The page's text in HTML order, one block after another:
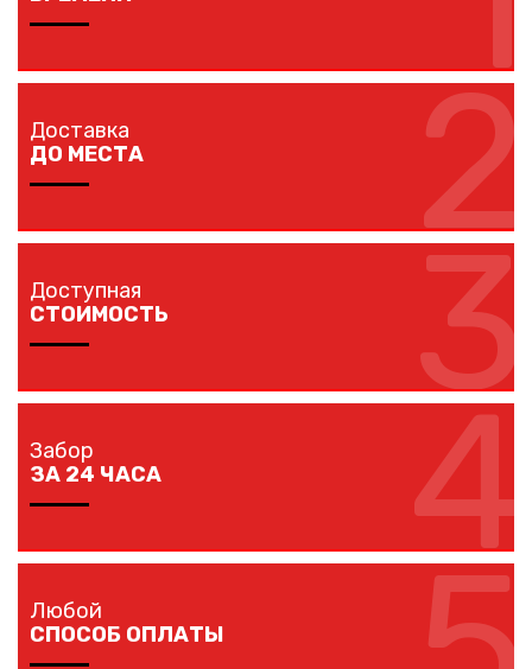
зависимости от длины забора, способа монтажа и
наличия ворот и калиток.
2
Доставка
ДО МЕСТА
Мы доставляем комплектующие забора на любой
объект в вашем городе в кратчайшие сроки
собственным транспортом.
3
Доступная
СТОИМОСТЬ
решений по конкурентной цене.
4
Забор
ЗА 24 ЧАСА
протяженностью до 40 метров за один рабочий день.
Любой
СПОСОБ ОПЛАТЫ